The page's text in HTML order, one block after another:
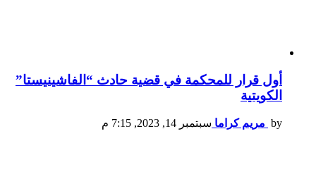
أول قرار للمحكمة في قضية حادث “الفاشينيستا”
الكويتية
by مريم كراما سبتمبر 14, 2023, 7:15 م